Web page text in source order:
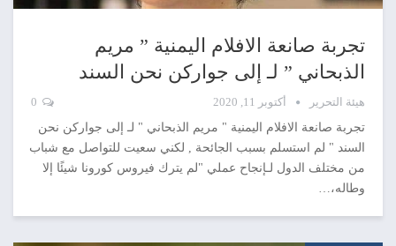
تجربة صانعة الافلام اليمنية ” مريم
الذبحاني ” لـ إلى جواركن نحن السند
هيئة التحرير أكتوبر 11, 2020
تجربة صانعة الافلام اليمنية " مريم الذبحاني " لـ إلى جواركن نحن
السند " لم استسلم بسبب الجائحة , لكني سعيت للتواصل مع شباب
من مختلف الدول لـإنجاح عملي "لم يترك فيروس كورونا شيئًا إلا
وطاله،…